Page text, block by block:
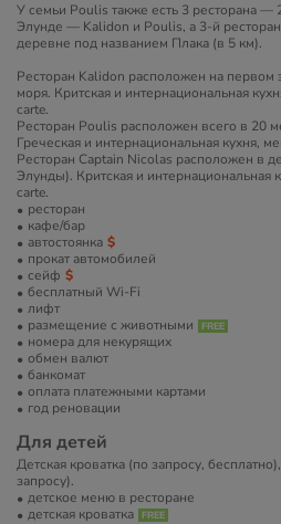
У семьи Poulis также есть 3 ресторана
Элунде — Kalidon и Poulis, а 3-й
деревне под названием Плака (в 5 км).
Ресторан Kalidon расположен на первом
моря. Критская и интернациональная
carte.
Ресторан Poulis расположен всего в 20
Греческая и интернациональная кухня,
Ресторан Captain Nicolas расположен в
Элунды). Критская и
carte.
ресторан
кафе/бар
автостоянка
прокат автомобилей
сейф
бесплатный Wi-Fi
лифт
размещение с животными
номера для некурящих
обмен валют
банкомат
оплата платежными картами
год реновации
Для детей
Детская кроватка (по запросу,
запросу).
детское меню в ресторане
детская кроватка